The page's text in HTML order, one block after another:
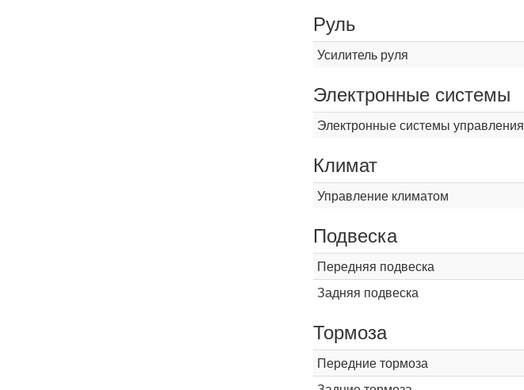
Руль
Усилитель руля
Электронные системы
Электронные системы управления
Климат
Управление климатом
Подвеска
Передняя подвеска
Задняя подвеска
Тормоза
Передние тормоза